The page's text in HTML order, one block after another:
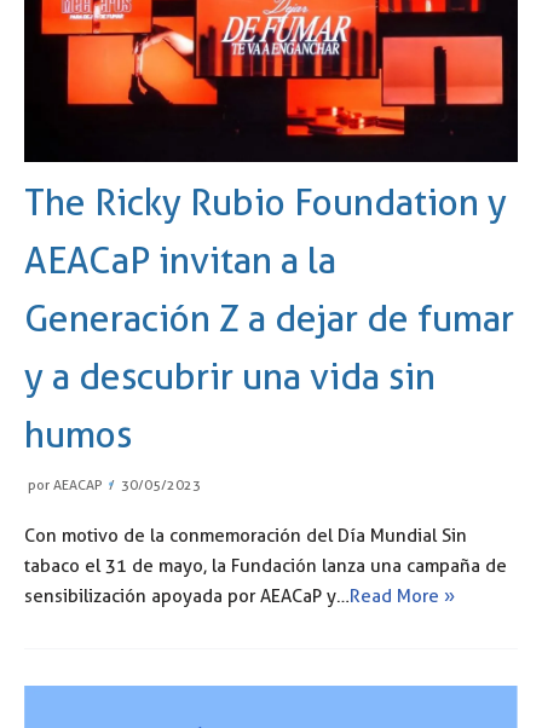
The Ricky Rubio Foundation y
AEACaP invitan a la
Generación Z a dejar de fumar
y a descubrir una vida sin
humos
por AEACAP 30/05/2023
Con motivo de la conmemoración del Día Mundial Sin
tabaco el 31 de mayo, la Fundación lanza una campaña de
sensibilización apoyada por AEACaP y…Read More »